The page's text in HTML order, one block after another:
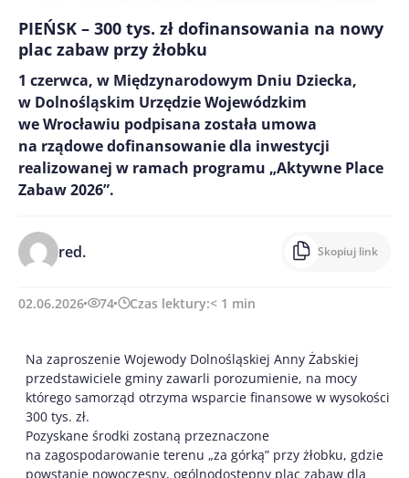
PIEŃSK – 300 tys. zł dofinansowania na nowy
plac zabaw przy żłobku
1 czerwca, w Międzynarodowym Dniu Dziecka,
w Dolnośląskim Urzędzie Wojewódzkim
we Wrocławiu podpisana została umowa
na rządowe dofinansowanie dla inwestycji
realizowanej w ramach programu „Aktywne Place
Zabaw 2026”.
red. Skopiuj link
02.06.2026 74 Czas lektury:< 1 min
Na zaproszenie Wojewody Dolnośląskiej Anny Żabskiej
przedstawiciele gminy zawarli porozumienie, na mocy
którego samorząd otrzyma wsparcie finansowe w wysokości
300 tys. zł.
Pozyskane środki zostaną przeznaczone
na zagospodarowanie terenu „za górką” przy żłobku, gdzie
powstanie nowoczesny, ogólnodostępny plac zabaw dla